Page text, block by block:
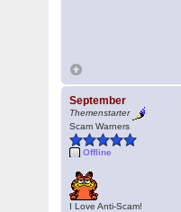
September
Themenstarter
Scam Warners
Offline
I Love Anti-Scam!